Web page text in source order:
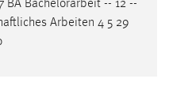
BA Bachelorarbeit -- 12 --
Arbeiten 4 5 29